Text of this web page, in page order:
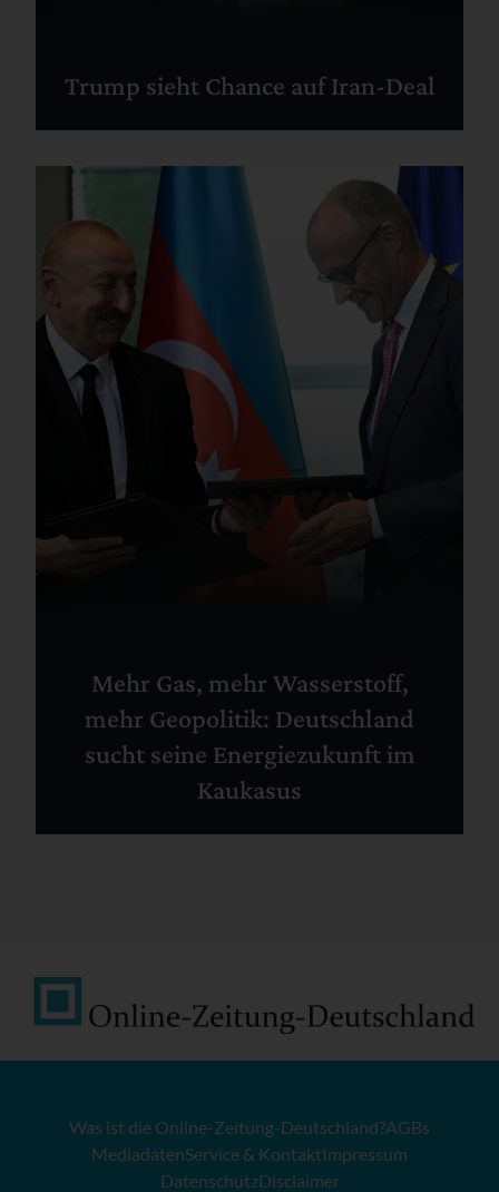
Trump sieht Chance auf Iran-Deal
Mehr Gas, mehr Wasserstoff,
mehr Geopolitik: Deutschland
sucht seine Energiezukunft im
Kaukasus
Was ist die Online-Zeitung-Deutschland?AGBs
MediadatenService & KontaktImpressum
DatenschutzDisclaimer